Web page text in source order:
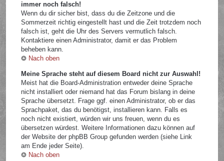
immer noch falsch!
Wenn du dir sicher bist, dass du die Zeitzone und die
Sommerzeit richtig eingestellt hast und die Zeit trotzdem noch
falsch ist, geht die Uhr des Servers vermutlich falsch.
Kontaktiere einen Administrator, damit er das Problem
beheben kann.
Nach oben
Meine Sprache steht auf diesem Board nicht zur Auswahl!
Meist hat die Board-Administration entweder deine Sprache
nicht installiert oder niemand hat das Forum bislang in deine
Sprache übersetzt. Frage ggf. einen Administrator, ob er das
Sprachpaket, das du benötigst, installieren kann. Falls es
noch nicht existiert, würden wir uns freuen, wenn du es
übersetzen würdest. Weitere Informationen dazu können auf
der Website der phpBB Group gefunden werden (siehe Link
am Ende jeder Seite).
Nach oben